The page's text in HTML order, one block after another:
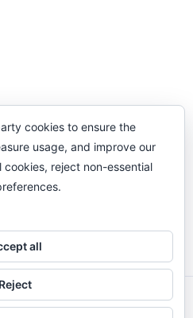
tener teléfono, que
Todos Los Derechos
cookies to ensure the
usage, and improve our
reject non-essential
all
Reject